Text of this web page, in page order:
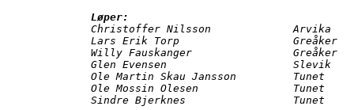
Løper:
Christoffer Nilsson             Arvika
Lars Erik Torp                  Greåker
Willy Fauskanger                Greåker
Glen Evensen                    Slevik
Ole Martin Skau Jansson         Tunet
Ole Mossin Olesen               Tunet
Sindre Bjerknes                 Tunet